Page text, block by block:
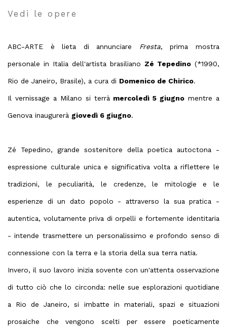
Vedi le opere
ABC-ARTE è lieta di annunciare Fresta, prima mostra
personale in Italia dell'artista brasiliano Zé Tepedino (*1990,
Rio de Janeiro, Brasile), a cura di Domenico de Chirico.
Il vernissage a Milano si terrà mercoledì 5 giugno mentre a
Genova inaugurerà giovedì 6 giugno.
Zé Tepedino, grande sostenitore della poetica autoctona -
espressione culturale unica e significativa volta a riflettere le
tradizioni, le peculiarità, le credenze, le mitologie e le
esperienze di un dato popolo - attraverso la sua pratica -
autentica, volutamente priva di orpelli e fortemente identitaria
- intende trasmettere un personalissimo e profondo senso di
connessione con la terra e la storia della sua terra natia.
Invero, il suo lavoro inizia sovente con un'attenta osservazione
di tutto ciò che lo circonda: nelle sue esplorazioni quotidiane
a Rio de Janeiro, si imbatte in materiali, spazi e situazioni
prosaiche che vengono scelti per essere poeticamente